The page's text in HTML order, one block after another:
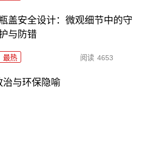
盖安全设计：微观细节中的守
与防错
最热 阅读 4653
与环保隐喻